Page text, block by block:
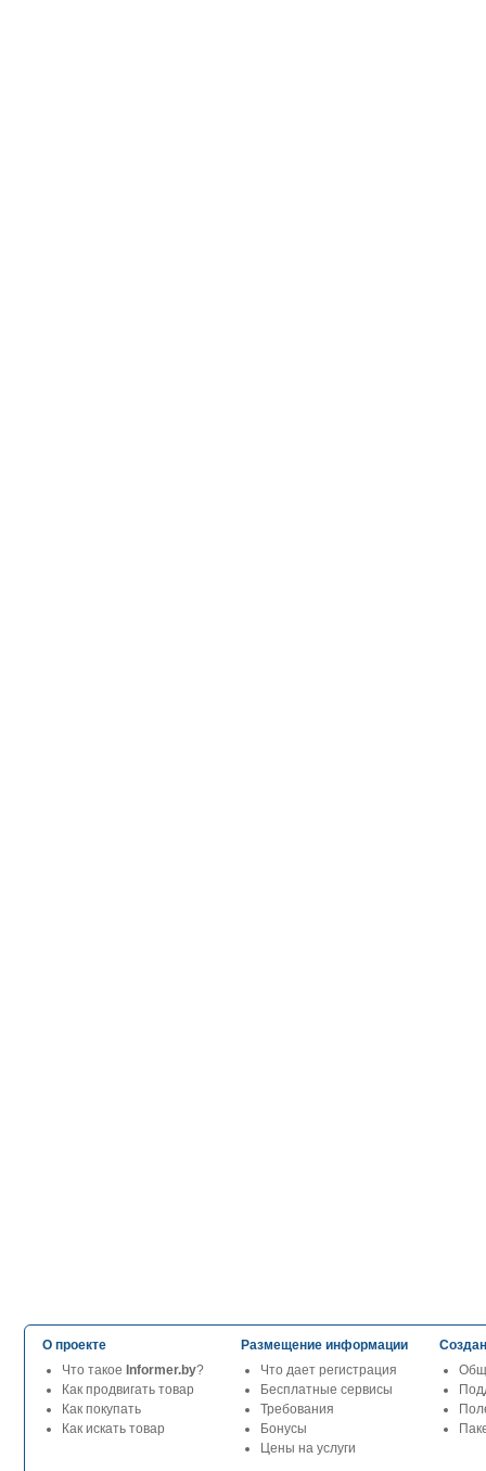
О проекте
Что такое Informer.by?
Как продвигать товар
Как покупать
Как искать товар
Размещение информации
Что дает регистрация
Бесплатные сервисы
Требования
Бонусы
Цены на услуги